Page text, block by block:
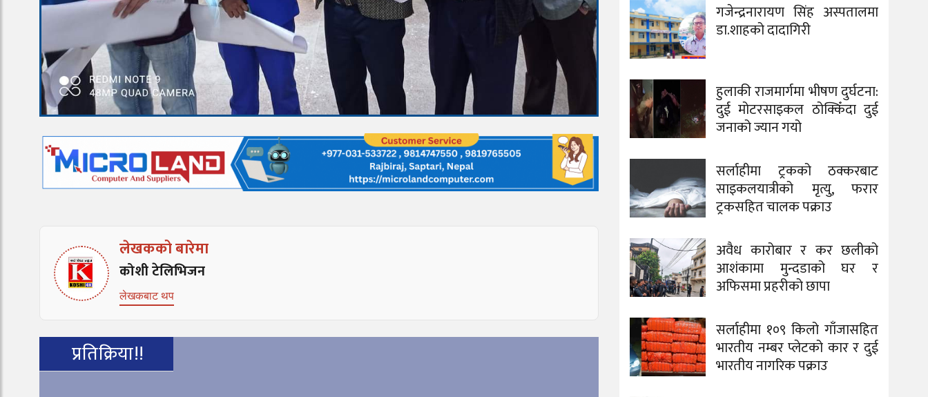
लेखकको बारेमा
कोशी टेलिभिजन
लेखकबाट थप
प्रतिक्रिया!!
गजेन्द्रनारायण सिंह अस्पतालमा
डा.शाहको दादागिरी
हुलाकी राजमार्गमा भीषण दुर्घटना:
दुई मोटरसाइकल ठोक्किँदा दुई
जनाको ज्यान गयो
सर्लाहीमा ट्रकको ठक्करबाट
साइकलयात्रीको मृत्यु, फरार
ट्रकसहित चालक पक्राउ
अवैध कारोबार र कर छलीको
आशंकामा मुन्दडाको घर र
अफिसमा प्रहरीको छापा
सर्लाहीमा १०९ किलो गाँजासहित
भारतीय नम्बर प्लेटको कार र दुई
भारतीय नागरिक पक्राउ